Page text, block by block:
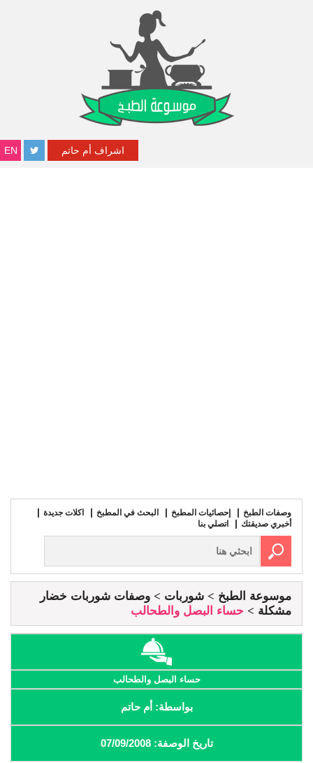
EN اشراف أم حاتم
وصفات الطبخ إحصائيات المطبخ البحث في المطبخ
اكلات جديدة
أخبري صديقتك
اتصلي بنا
موسوعة الطبخ شوربات
وصفات شوربات خضار
مشكلة
حساء البصل والطحالب
حساء البصل والطحالب
بواسطة: أم حاتم
تاريخ الوصفة: 07/09/2008